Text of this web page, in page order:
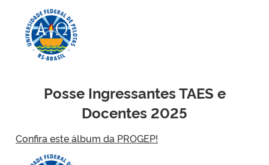
Posse Ingressantes TAES e
Docentes 2025
Confira este álbum da PROGEP!